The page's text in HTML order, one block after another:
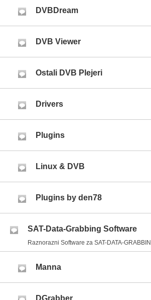
DVBDream
DVB Viewer
Ostali DVB Plejeri
Drivers
Plugins
Linux & DVB
Plugins by den78
SAT-Data-Grabbing Software
Raznorazni Software za SAT-DATA-
Manna